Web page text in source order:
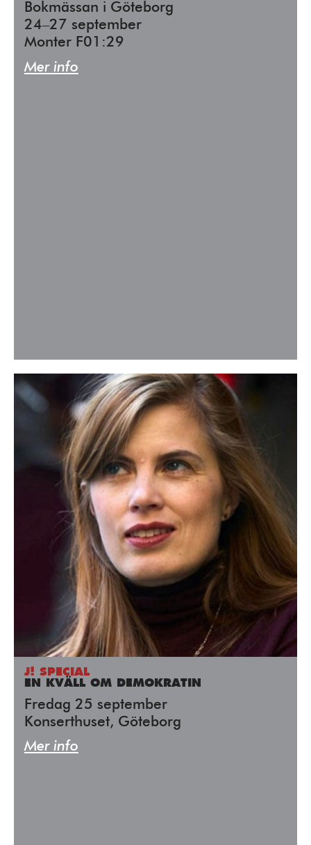
Bokmässan i Göteborg
24–27 september
Monter F01:29
Mer info
J! SPECIAL
EN KVÄLL OM DEMOKRATIN
Fredag 25 september
Konserthuset, Göteborg
Mer info